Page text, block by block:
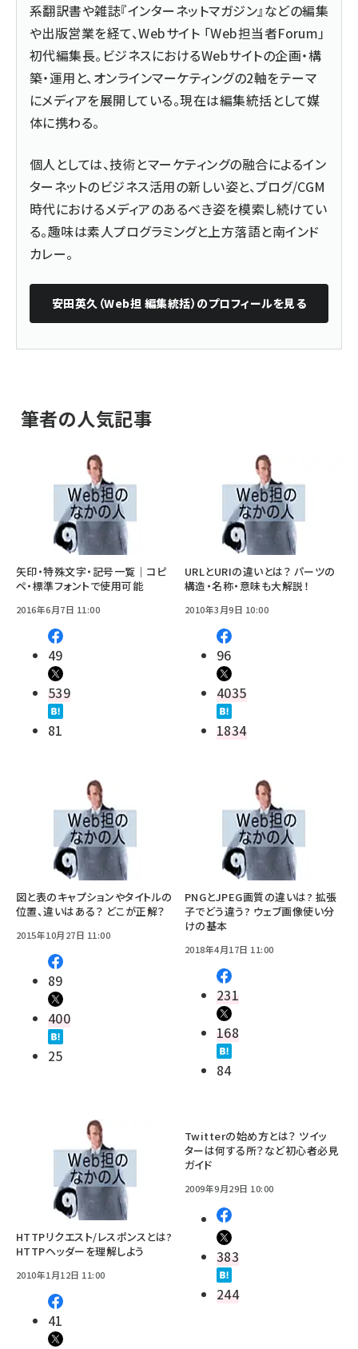
系翻訳書や雑誌『インターネットマガジン』などの編集
や出版営業を経て、Webサイト 「Web担当者Forum」
初代編集長。ビジネスにおけるWebサイトの企画・構
築・運用と、オンラインマーケティングの2軸をテーマ
にメディアを展開している。現在は編集統括として媒
体に携わる。
個人としては、技術とマーケティングの融合によるイン
ターネットのビジネス活用の新しい姿と、ブログ/CGM
時代におけるメディアのあるべき姿を模索し続けてい
る。趣味は素人プログラミングと上方落語と南インド
カレー。
安田英久（Web担 編集統括） のプロフィールを見る
筆者の人気記事
矢印・特殊文字・記号一覧｜コピ
ペ・標準フォントで使用可能
2016年6月7日 11:00
49
539
81
URLとURIの違いとは？ パーツの
構造・名称・意味も大解説！
2010年3月9日 10:00
96
4035
1834
図と表のキャプションやタイトルの
位置、違いはある？ どこが正解？
2015年10月27日 11:00
89
400
25
PNGとJPEG画質の違いは? 拡張
子でどう違う? ウェブ画像使い分
けの基本
2018年4月17日 11:00
231
168
84
HTTPリクエスト/レスポンスとは?
HTTPヘッダーを理解しよう
2010年1月12日 11:00
41
Twitterの始め方とは？ ツイッ
ターは何する所？など初心者必見
ガイド
2009年9月29日 10:00
383
244